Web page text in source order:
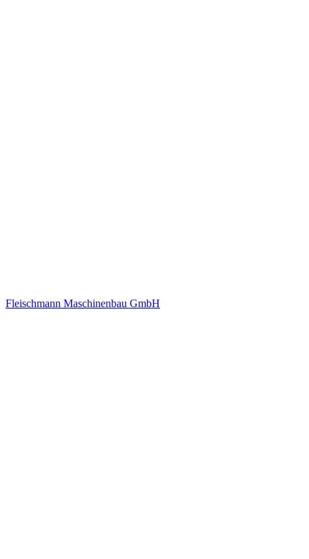
Fleischmann Maschinenbau GmbH